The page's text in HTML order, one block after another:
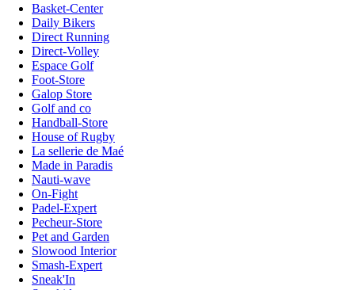
Basket-Center
Daily Bikers
Direct Running
Direct-Volley
Espace Golf
Foot-Store
Galop Store
Golf and co
Handball-Store
House of Rugby
La sellerie de Maé
Made in Paradis
Nauti-wave
On-Fight
Padel-Expert
Pecheur-Store
Pet and Garden
Slowood Interior
Smash-Expert
Sneak'In